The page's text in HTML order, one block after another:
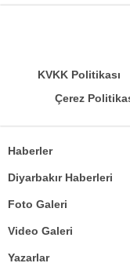
KVKK Politikası
Çerez
Haberler
Diyarbakır Haberleri
Foto Galeri
Video Galeri
Yazarlar